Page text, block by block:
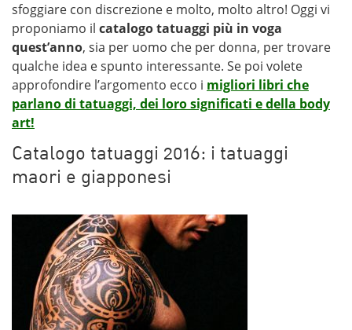
sfoggiare con discrezione e molto, molto altro! Oggi vi
proponiamo il catalogo tatuaggi più in voga
quest’anno, sia per uomo che per donna, per trovare
qualche idea e spunto interessante. Se poi volete
approfondire l’argomento ecco i migliori libri che
parlano di tatuaggi, dei loro significati e della body
art!
Catalogo tatuaggi 2016: i tatuaggi
maori e giapponesi